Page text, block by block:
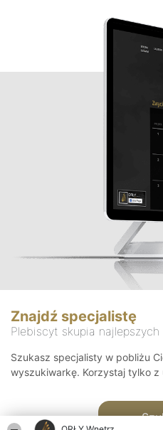
Znajdź specjalistę
Plebiscyt skupia
Szukasz specjalisty w pobliżu
wyszukiwarkę. Korzystaj tylko z